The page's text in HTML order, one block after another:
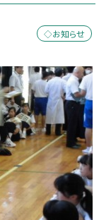
◇お知らせ